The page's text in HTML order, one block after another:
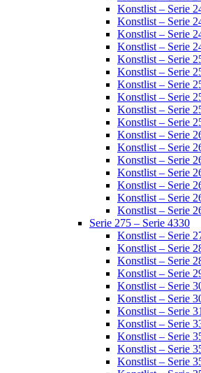
Konstlist – Serie
Konstlist – Serie
Konstlist – Serie
Konstlist – Serie
Konstlist – Serie
Konstlist – Serie
Konstlist – Serie
Konstlist – Serie
Konstlist – Serie
Konstlist – Serie
Konstlist – Serie
Konstlist – Serie
Konstlist – Serie
Konstlist – Serie
Konstlist – Serie
Konstlist – Serie
Konstlist – Serie
Serie 275 – Serie 4330
Konstlist – Serie
Konstlist – Serie
Konstlist – Serie
Konstlist – Serie
Konstlist – Serie
Konstlist – Serie
Konstlist – Serie
Konstlist – Serie
Konstlist – Serie
Konstlist – Serie
Konstlist – Serie